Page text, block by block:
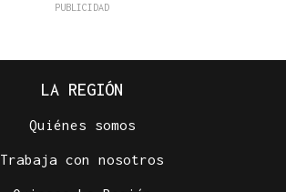
LA REGIÓN
Quiénes somos
Trabaja con nosotros